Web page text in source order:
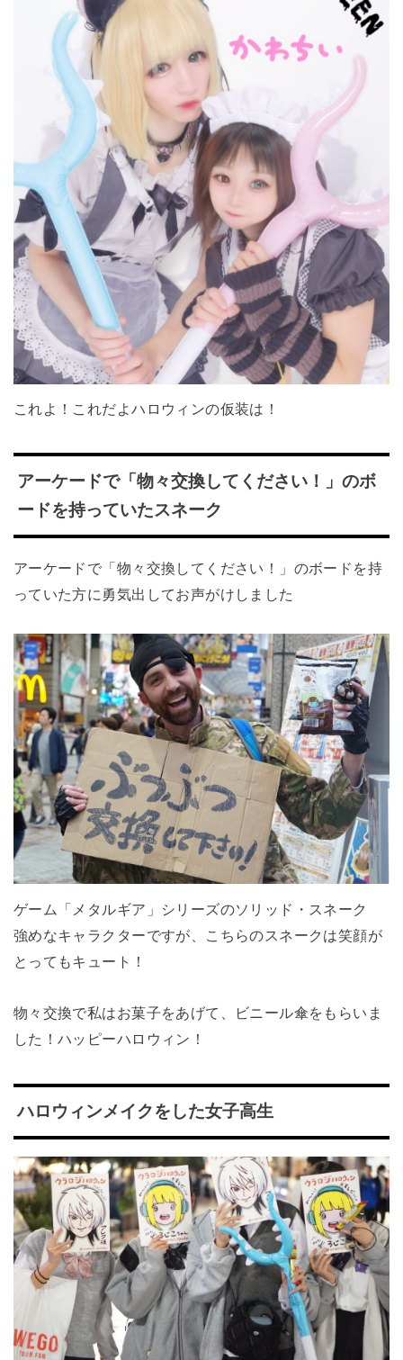
これよ！これだよハロウィンの仮装は！
アーケードで「物々交換してください！」のボ
ードを持っていたスネーク
アーケードで「物々交換してください！」のボードを持
っていた方に勇気出してお声がけしました
ゲーム「メタルギア」シリーズのソリッド・スネーク
強めなキャラクターですが、こちらのスネークは笑顔が
とってもキュート！
物々交換で私はお菓子をあげて、ビニール傘をもらいま
した！ハッピーハロウィン！
ハロウィンメイクをした女子高生